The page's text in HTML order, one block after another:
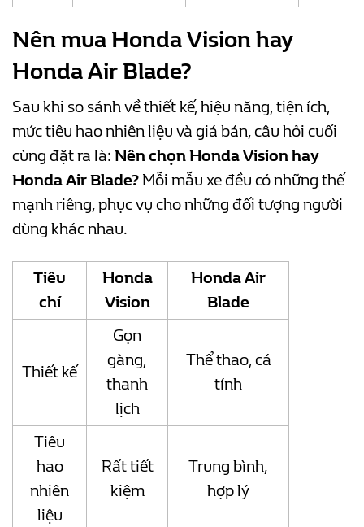
Nên mua Honda Vision hay
Honda Air Blade?
Sau khi so sánh về thiết kế, hiệu năng, tiện ích,
mức tiêu hao nhiên liệu và giá bán, câu hỏi cuối
cùng đặt ra là: Nên chọn Honda Vision hay
Honda Air Blade? Mỗi mẫu xe đều có những thế
mạnh riêng, phục vụ cho những đối tượng người
dùng khác nhau.
Tiêu
chí
Honda
Vision
Honda Air
Blade
Thiết kế
Gọn
gàng,
thanh
lịch
Thể thao, cá
tính
Tiêu
hao
nhiên
liệu
Rất tiết
kiệm
Trung bình,
hợp lý